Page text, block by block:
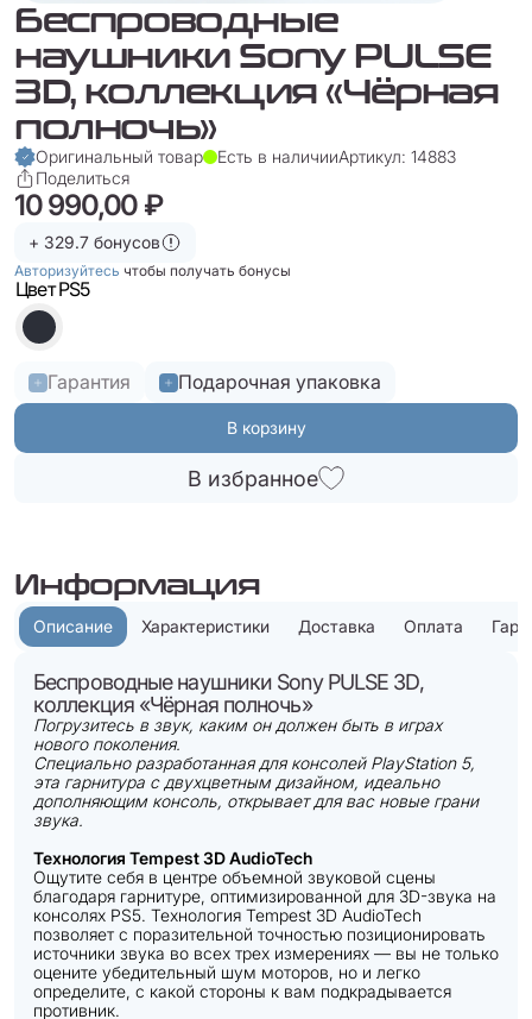
Беспроводные
наушники Sony PULSE
3D, коллекция «Чёрная
полночь»
Оригинальный товар Есть в наличииАртикул: 14883
Поделиться
10 990,00 ₽
+ 329.7 бонусов
Авторизуйтесь чтобы получать бонусы
Цвет PS5
Гарантия Подарочная упаковка
В корзину
В избранное
Информация
Описание Характеристики Доставка Оплата
Беспроводные наушники Sony PULSE 3D,
коллекция «Чёрная полночь»
Погрузитесь в звук, каким он должен быть в играх
нового поколения.
Специально разработанная для консолей PlayStation 5,
эта гарнитура с двухцветным дизайном, идеально
дополняющим консоль, открывает для вас новые грани
звука.
Технология Tempest 3D AudioTech
Ощутите себя в центре объемной звуковой сцены
благодаря гарнитуре, оптимизированной для 3D-звука на
консолях PS5. Технология Tempest 3D AudioTech
позволяет с поразительной точностью позиционировать
источники звука во всех трех измерениях — вы не только
оцените убедительный шум моторов, но и легко
определите, с какой стороны к вам подкрадывается
противник.